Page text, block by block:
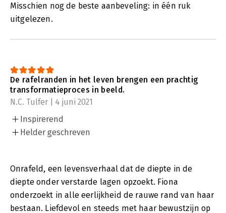
Misschien nog de beste aanbeveling: in één ruk
uitgelezen.
De rafelranden in het leven brengen een prachtig
transformatieproces in beeld.
N.C. Tulfer | 4 juni 2021
Inspirerend
Helder geschreven
Onrafeld, een levensverhaal dat de diepte in de
diepte onder verstarde lagen opzoekt. Fiona
onderzoekt in alle eerlijkheid de rauwe rand van haar
bestaan. Liefdevol en steeds met haar bewustzijn op